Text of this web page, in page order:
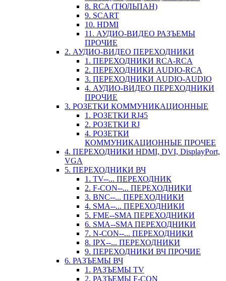
8. RCA (ТЮЛЬПАН)
9. SCART
10. HDMI
11. АУДИО-ВИДЕО РАЗЪЕМЫ
ПРОЧИЕ
2. АУДИО-ВИДЕО ПЕРЕХОДНИКИ
1. ПЕРЕХОДНИКИ RCA-RCA
2. ПЕРЕХОДНИКИ AUDIO-RCA
3. ПЕРЕХОДНИКИ AUDIO-AUDIO
4. АУДИО-ВИДЕО ПЕРЕХОДНИКИ
ПРОЧИЕ
3. РОЗЕТКИ КОММУНИКАЦИОННЫЕ
1. РОЗЕТКИ RJ45
2. РОЗЕТКИ RJ
4. РОЗЕТКИ
КОММУНИКАЦИОННЫЕ ПРОЧЕЕ
4. ПЕРЕХОДНИКИ HDMI, DVI, DisplayPort,
VGA
5. ПЕРЕХОДНИКИ ВЧ
1. TV--... ПЕРЕХОДНИК
2. F-CON--... ПЕРЕХОДНИКИ
3. BNC--... ПЕРЕХОДНИКИ
4. SMA--... ПЕРЕХОДНИКИ
5. FME--SMA ПЕРЕХОДНИКИ
6. SMA--SMA ПЕРЕХОДНИКИ
7. N-CON--... ПЕРЕХОДНИКИ
8. IPX--... ПЕРЕХОДНИКИ
9. ПЕРЕХОДНИКИ ВЧ ПРОЧИЕ
6. РАЗЪЕМЫ ВЧ
1. РАЗЪЕМЫ TV
2. РАЗЪЕМЫ F-CON